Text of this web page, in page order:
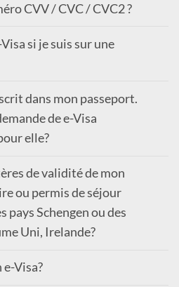
CVV / CVC / CVC2 ?
si je suis sur une
dans mon passeport.
de e-Visa
elle?
de validité de mon
ou permis de séjour
pays Schengen ou des
Uni, Irelande?
Visa?